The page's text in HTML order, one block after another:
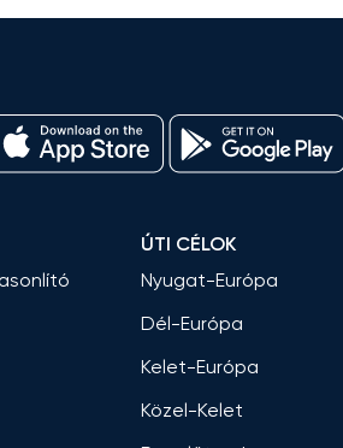
ÚTI CÉLOK
Nyugat-Európa
Dél-Európa
Kelet-Európa
Közel-Kelet